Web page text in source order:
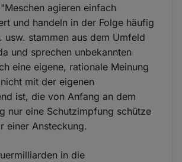
agieren einfach
und handeln in der Folge häufig
usw. stammen aus dem Umfeld
und sprechen unbekannten
eine eigene, rationale Meinung
mit der eigenen
ist, die von Anfang an dem
nur eine Schutzimpfung schütze
einer Ansteckung.
in die